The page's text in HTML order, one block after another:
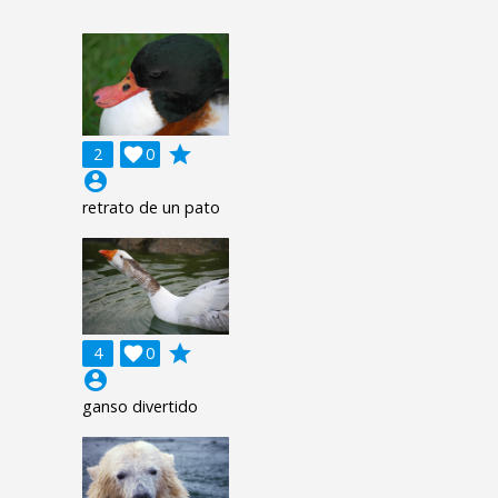
2 0

grade
account_circle
retrato de un pato
4 0

grade
account_circle
ganso divertido